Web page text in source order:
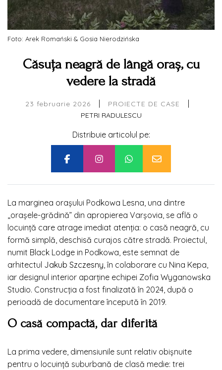
Foto: Arek Romański & Gosia Nierodzińska
Căsuța neagră de lângă oraș, cu
vedere la stradă
23 februarie 2026 PROIECTE DE CASE
PETRI RADULESCU
Distribuie articolul pe:
La marginea orașului Podkowa Lesna, una dintre
„orașele-grădină” din apropierea Varșovia, se află o
locuință care atrage imediat atenția: o casă neagră, cu
formă simplă, deschisă curajos către stradă. Proiectul,
numit Black Lodge in Podkowa, este semnat de
arhitectul Jakub Szczesny, în colaborare cu Nina Kepa,
iar designul interior aparține echipei Zofia Wyganowska
Studio. Construcția a fost finalizată în 2024, după o
perioadă de documentare începută în 2019.
O casă compactă, dar diferită
La prima vedere, dimensiunile sunt relativ obișnuite
pentru o locuință suburbană de clasă medie: trei